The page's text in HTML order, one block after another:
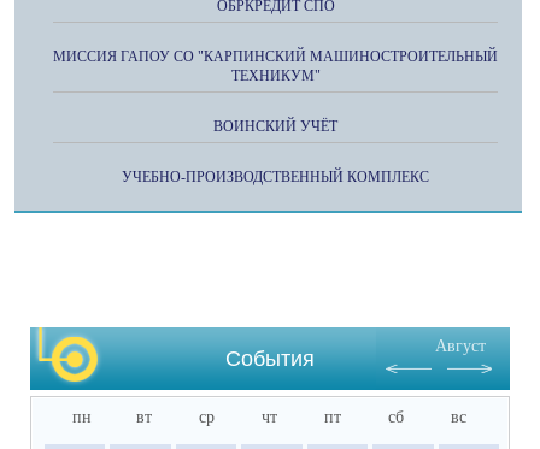
ОБРКРЕДИТ СПО
МИССИЯ ГАПОУ СО "КАРПИНСКИЙ МАШИНОСТРОИТЕЛЬНЫЙ
ТЕХНИКУМ"
ВОИНСКИЙ УЧЁТ
УЧЕБНО-ПРОИЗВОДСТВЕННЫЙ КОМПЛЕКС
События
Август
пн вт ср чт пт сб вс